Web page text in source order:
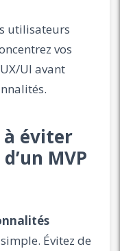
utilisateurs
vos
UI avant
à éviter
MVP
Évitez de